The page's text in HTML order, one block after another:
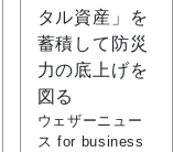
タル資産」を
蓄積して防災
力の底上げを
図る
ウェザーニュー
ス for business